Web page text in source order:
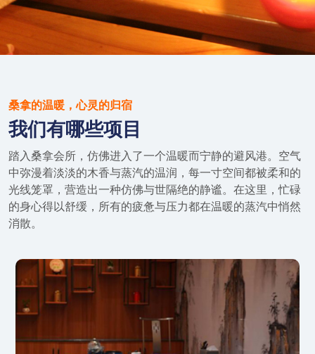
桑拿的温暖，心灵的归宿
我们有哪些项目
踏入桑拿会所，仿佛进入了一个温暖而宁静的避风港。空气
中弥漫着淡淡的木香与蒸汽的温润，每一寸空间都被柔和的
光线笼罩，营造出一种仿佛与世隔绝的静谧。在这里，忙碌
的身心得以舒缓，所有的疲惫与压力都在温暖的蒸汽中悄然
消散。